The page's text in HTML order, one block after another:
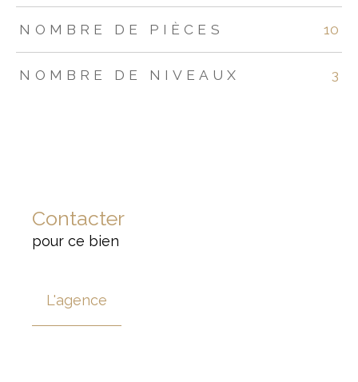
NOMBRE DE PIÈCES 10
NOMBRE DE NIVEAUX 3
Contacter
pour ce bien
L'agence